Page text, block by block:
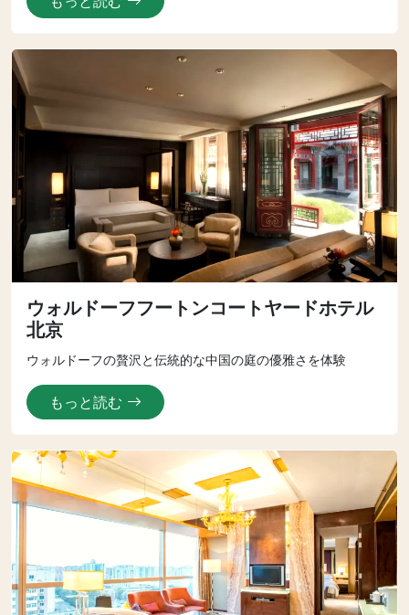
ウォルドーフフートンコートヤードホテル
北京
ウォルドーフの贅沢と伝統的な中国の庭の優雅さを体験
もっと読む